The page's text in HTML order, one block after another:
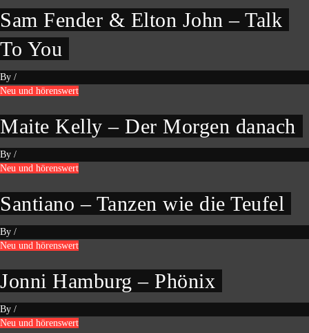
Sam Fender & Elton John – Talk
To You
By /
Neu und hörenswert
Maite Kelly – Der Morgen danach
By /
Neu und hörenswert
Santiano – Tanzen wie die Teufel
By /
Neu und hörenswert
Jonni Hamburg – Phönix
By /
Neu und hörenswert